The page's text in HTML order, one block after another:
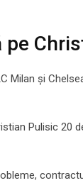
Milan și
Pulisic 20